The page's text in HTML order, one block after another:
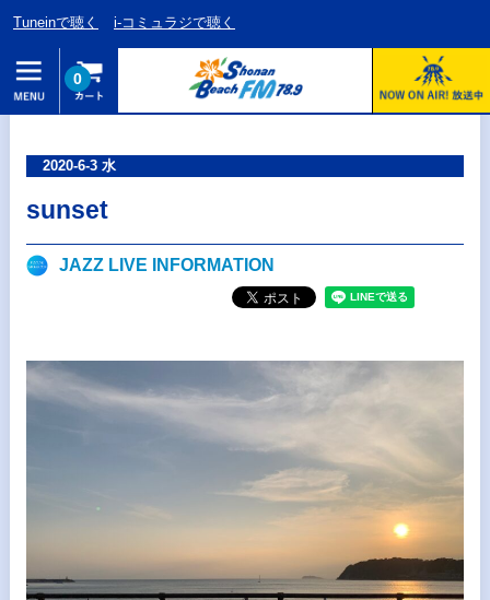
Tuneinで聴く i-コミュラジで聴く
0
2020-6-3 水
sunset
JAZZ LIVE INFORMATION